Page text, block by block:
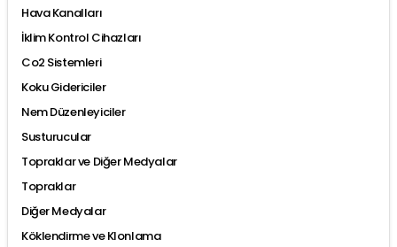
Hava Kanalları
İklim Kontrol Cihazları
Co2 Sistemleri
Koku Gidericiler
Nem Düzenleyiciler
Susturucular
Topraklar ve Diğer Medyalar
Topraklar
Diğer Medyalar
Köklendirme ve Klonlama